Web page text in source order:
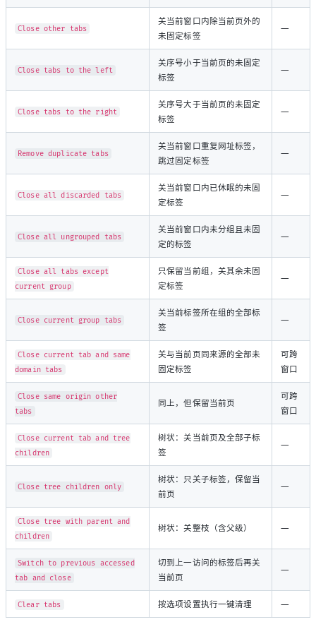
Close other tabs
关当前窗口内除当前页外的
未固定标签
—
Close tabs to the left
关序号小于当前页的未固定
标签
—
Close tabs to the right
关序号大于当前页的未固定
标签
—
Remove duplicate tabs
关当前窗口重复网址标签，
跳过固定标签
—
Close all discarded tabs
关当前窗口内已休眠的未固
定标签
—
Close all ungrouped tabs
关当前窗口内未分组且未固
定的标签
—
Close all tabs except
current group
只保留当前组，关其余未固
定标签
—
Close current group tabs
关当前标签所在组的全部标
签
—
Close current tab and same
domain tabs
关与当前页同来源的全部未
固定标签
可跨
窗口
Close same origin other
tabs
同上，但保留当前页
可跨
窗口
Close current tab and tree
children
树状：关当前页及全部子标
签
—
Close tree children only
树状：只关子标签，保留当
前页
—
Close tree with parent and
children
树状：关整枝（含父级） —
Switch to previous accessed
tab and close
切到上一访问的标签后再关
当前页
—
Clear tabs 按选项设置执行一键清理 —